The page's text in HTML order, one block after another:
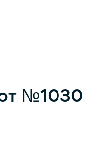
№1030